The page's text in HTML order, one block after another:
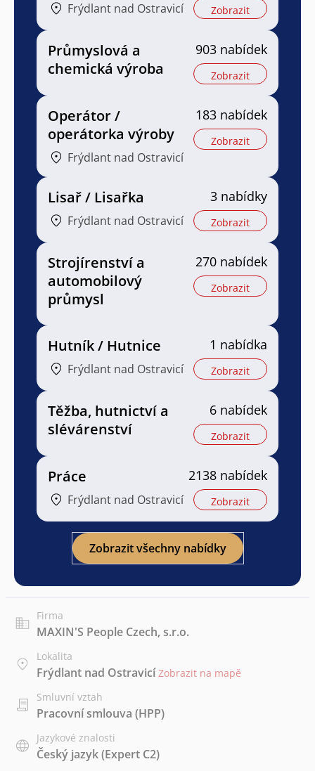
Frýdlant nad Ostravicí Zobrazit
Průmyslová a
chemická výroba
903 nabídek
Zobrazit
Operátor /
operátorka výroby
Frýdlant nad Ostravicí
183 nabídek
Zobrazit
Lisař / Lisařka
Frýdlant nad Ostravicí
3 nabídky
Zobrazit
Strojírenství a
automobilový
průmysl
270 nabídek
Zobrazit
Hutník / Hutnice
Frýdlant nad Ostravicí
1 nabídka
Zobrazit
Těžba, hutnictví a
slévárenství
6 nabídek
Zobrazit
Práce
Frýdlant nad Ostravicí
2138 nabídek
Zobrazit
Zobrazit všechny nabídky
Firma
MAXIN'S People Czech, s.r.o.
Lokalita
Frýdlant nad Ostravicí Zobrazit na mapě
Smluvní vztah
Pracovní smlouva (HPP)
Jazykové znalosti
Český jazyk(Expert C2)